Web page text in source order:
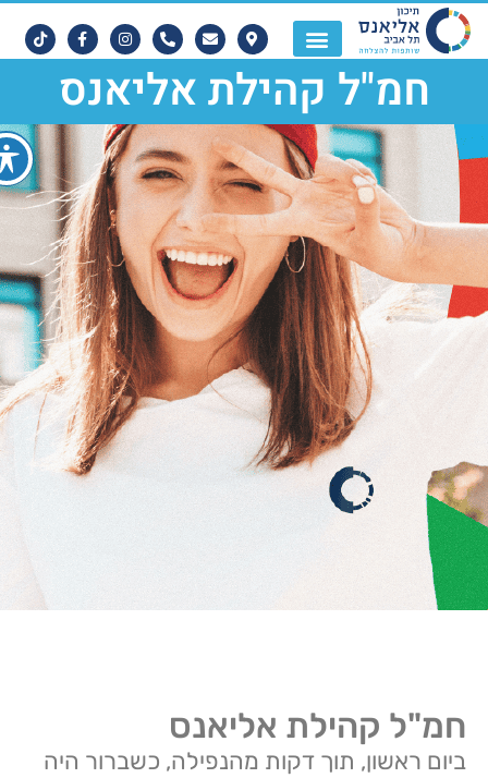
חמ"ל קהילת אליאנס
חמ"ל קהילת אליאנס
ביום ראשון, תוך דקות מהנפילה, כשברור היה